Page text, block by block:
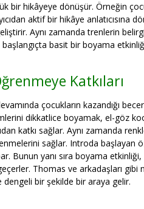
bir hikâyeye dönüşür. Örneğin
aktif bir hikâye
Aynı zamanda trenlerin
basit bir boyama
Katkıları
çocukların kazandığı
dikkatlice boyamak, el-göz
katkı sağlar. Aynı zamanda
sağlar. Introda başlayan
Bunun yanı sıra boyama
Thomas ve arkadaşları
bir şekilde bir araya gelir.